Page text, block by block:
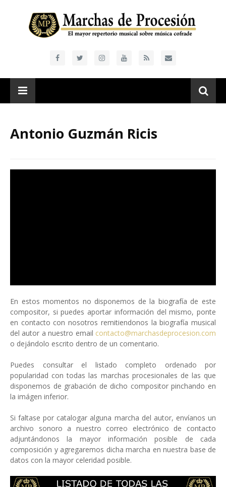
Antonio Guzmán Ricis
En estos momentos no disponemos de la biografía de este
compositor, si puedes aportar información del mismo, ponte
en contacto con nosotros remitiendonos la biografía musical
del autor a nuestro email contacto@marchasdeprocesion.com
o dejándolo escrito dentro de un comentario.
Puedes consultar el listado completo ordenado por
popularidad con todas las marchas procesionales de las que
disponemos de grabación de dicho compositor pinchando en
la imágen inferior.
Si faltase por catalogar alguna marcha del autor, envíanos un
archivo sonoro a nuestro correo electrónico de contacto
adjuntándonos la mayor información posible de cada
composición y agregaremos dicha marcha en nuestra base de
datos con la mayor celeridad posible.